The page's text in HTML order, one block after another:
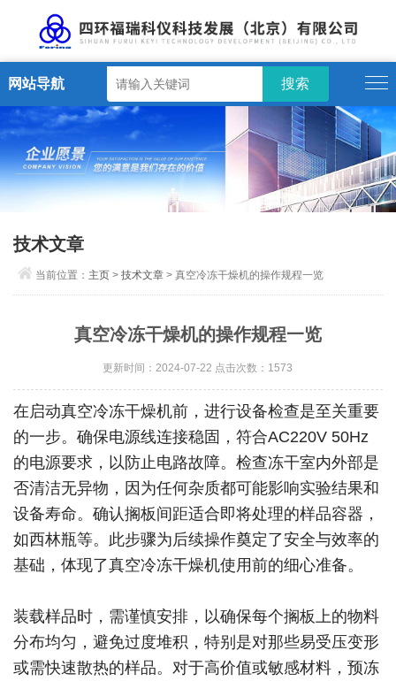
网站导航
技术文章
当前位置： 主页 >技术文章 > 真空冷冻干燥机的操作规程一览
真空冷冻干燥机的操作规程一览
更新时间：2024-07-22 点击次数：1573
在启动真空冷冻干燥机前，进行设备检查是至关重要
的一步。确保电源线连接稳固，符合AC220V 50Hz
的电源要求，以防止电路故障。检查冻干室内外部是
否清洁无异物，因为任何杂质都可能影响实验结果和
设备寿命。确认搁板间距适合即将处理的样品容器，
如西林瓶等。此步骤为后续操作奠定了安全与效率的
基础，体现了真空冷冻干燥机使用前的细心准备。
装载样品时，需谨慎安排，以确保每个搁板上的物料
分布均匀，避免过度堆积，特别是对那些易受压变形
或需快速散热的样品。对于高价值或敏感材料，预冻